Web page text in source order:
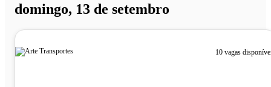
domingo, 13 de setembro
10 vagas